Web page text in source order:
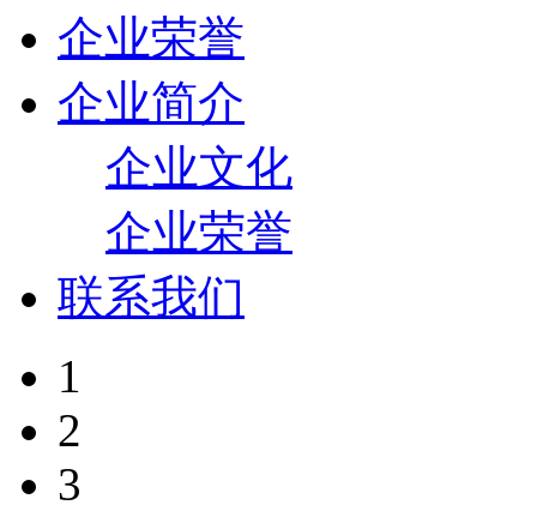
企业荣誉
企业简介
企业文化
企业荣誉
联系我们
1
2
3